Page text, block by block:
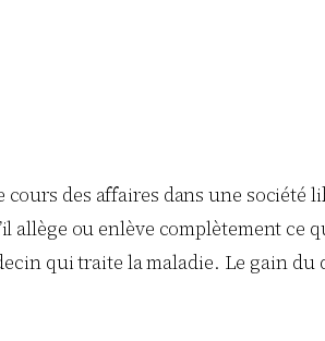
des affaires dans une société
allège ou enlève complètement ce
qui traite la maladie. Le gain du